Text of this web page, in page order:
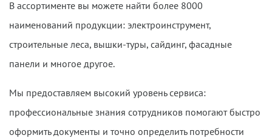
В ассортименте вы можете найти более 8000
наименований продукции: электроинструмент,
строительные леса, вышки-туры, сайдинг, фасадные
панели и многое другое.
Мы предоставляем высокий уровень сервиса:
профессиональные знания сотрудников помогают быстро
оформить документы и точно определить потребности